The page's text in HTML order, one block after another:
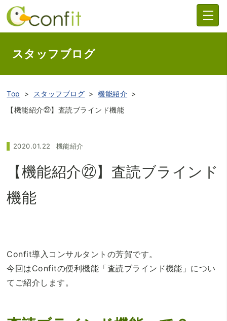
スタッフブログ
Top スタッフブログ
機能紹介
【機能紹介㉒】査読ブラインド機能
2020.01.22 機能紹介
【機能紹介㉒】査読ブラインド
機能
Confit導入コンサルタントの芳賀です。
今回はConfitの便利機能「査読ブラインド機能」につい
てご紹介します。